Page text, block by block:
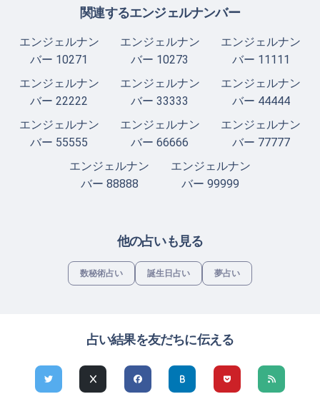
関連するエンジェルナンバー
エンジェルナン
バー 10271
エンジェルナン
バー 10273
エンジェルナン
バー 11111
エンジェルナン
バー 22222
エンジェルナン
バー 33333
エンジェルナン
バー 44444
エンジェルナン
バー 55555
エンジェルナン
バー 66666
エンジェルナン
バー 77777
エンジェルナン
バー 88888
エンジェルナン
バー 99999
他の占いも見る
数秘術占い 誕生日占い 夢占い
占い結果を友だちに伝える